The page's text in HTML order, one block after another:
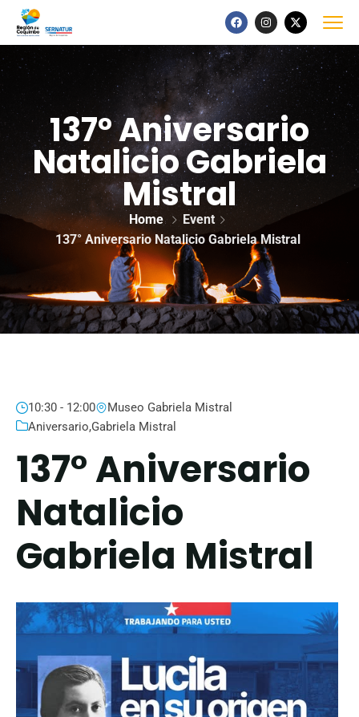
137° Aniversario
Natalicio Gabriela
Mistral
Home
Event
137° Aniversario Natalicio Gabriela Mistral
10:30 - 12:00
Museo Gabriela Mistral
Aniversario,Gabriela Mistral
137° Aniversario
Natalicio
Gabriela Mistral